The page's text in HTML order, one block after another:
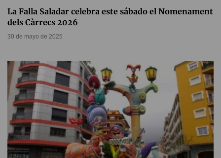
La Falla Saladar celebra este sábado el Nomenament
dels Càrrecs 2026
30 de mayo de 2025